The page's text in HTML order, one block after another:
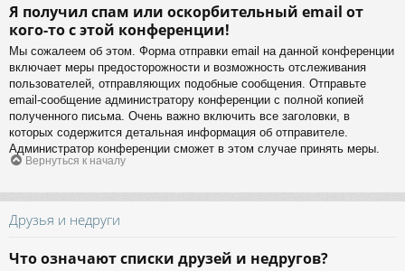
Я получил спам или оскорбительный email от
кого-то с этой конференции!
Мы сожалеем об этом. Форма отправки email на данной конференции
включает меры предосторожности и возможность отслеживания
пользователей, отправляющих подобные сообщения. Отправьте
email-сообщение администратору конференции с полной копией
полученного письма. Очень важно включить все заголовки, в
которых содержится детальная информация об отправителе.
Администратор конференции сможет в этом случае принять меры.
Вернуться к началу
Друзья и недруги
Что означают списки друзей и недругов?